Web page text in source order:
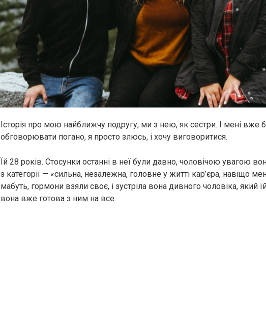
Історія про мою найближчу подругу, ми з нею, як сестри. І мені
обговорювати погано, я просто злюсь, і хочу виговоритися.
Їй 28 років. Стосунки останні в неї були давно, чоловічою увагою
з категорії — «сильна, незалежна, головне у житті кар’єра, навіщо
мабуть, гормони взяли своє, і зустріла вона дивного чоловіка, який
вона вже готова з ним на все.